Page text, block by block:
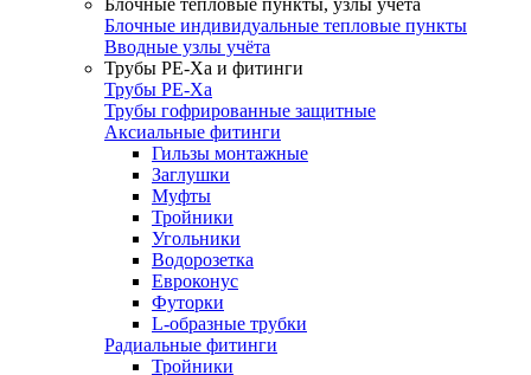
Блочные тепловые пункты, узлы учета
Блочные индивидуальные тепловые пункты
Вводные узлы учёта
Трубы РЕ-Ха и фитинги
Трубы РЕ-Ха
Трубы гофрированные защитные
Аксиальные фитинги
Гильзы монтажные
Заглушки
Муфты
Тройники
Угольники
Водорозетка
Евроконус
Футорки
L-образные трубки
Радиальные фитинги
Тройники